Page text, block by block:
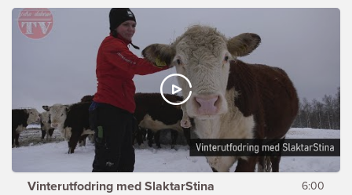
Vinterutfodring med SlaktarStina 6:00